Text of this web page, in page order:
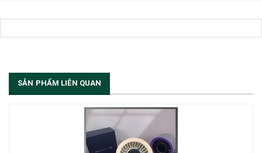
SẢN PHẨM LIÊN QUAN